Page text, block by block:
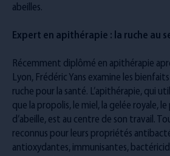
abeilles.
Expert en apithérapie : la ruche au
Récemment diplômé en apithérapie
Lyon, Frédéric Yans examine les
ruche pour la santé. L’apithérapie, qui
que la propolis, le miel, la gelée royale,
d’abeille, est au centre de son travail.
reconnus pour leurs propriétés
antioxydantes, immunisantes,